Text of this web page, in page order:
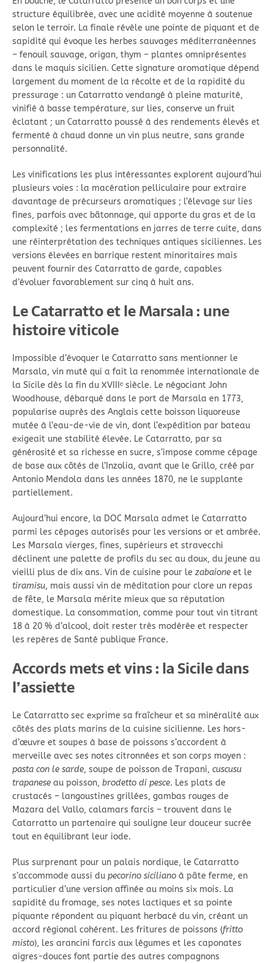
structure équilibrée, avec une acidité moyenne à soutenue
selon le terroir. La finale révèle une pointe de piquant et de
sapidité qui évoque les herbes sauvages méditerranéennes
– fenouil sauvage, origan, thym – plantes omniprésentes
dans le maquis sicilien. Cette signature aromatique dépend
largement du moment de la récolte et de la rapidité du
pressurage : un Catarratto vendangé à pleine maturité,
vinifié à basse température, sur lies, conserve un fruit
éclatant ; un Catarratto poussé à des rendements élevés et
fermenté à chaud donne un vin plus neutre, sans grande
personnalité.
Les vinifications les plus intéressantes explorent aujourd’hui
plusieurs voies : la macération pelliculaire pour extraire
davantage de précurseurs aromatiques ; l’élevage sur lies
fines, parfois avec bâtonnage, qui apporte du gras et de la
complexité ; les fermentations en jarres de terre cuite, dans
une réinterprétation des techniques antiques siciliennes. Les
versions élevées en barrique restent minoritaires mais
peuvent fournir des Catarratto de garde, capables
d’évoluer favorablement sur cinq à huit ans.
Le Catarratto et le Marsala : une
histoire viticole
Impossible d’évoquer le Catarratto sans mentionner le
Marsala, vin muté qui a fait la renommée internationale de
la Sicile dès la fin du XVIIIᵉ siècle. Le négociant John
Woodhouse, débarqué dans le port de Marsala en 1773,
popularise auprès des Anglais cette boisson liquoreuse
mutée à l’eau-de-vie de vin, dont l’expédition par bateau
exigeait une stabilité élevée. Le Catarratto, par sa
générosité et sa richesse en sucre, s’impose comme cépage
de base aux côtés de l’Inzolia, avant que le Grillo, créé par
Antonio Mendola dans les années 1870, ne le supplante
partiellement.
Aujourd’hui encore, la DOC Marsala admet le Catarratto
parmi les cépages autorisés pour les versions or et ambrée.
Les Marsala vierges, fines, supérieurs et stravecchi
déclinent une palette de profils du sec au doux, du jeune au
vieilli plus de dix ans. Vin de cuisine pour le zabaione et le
tiramisu, mais aussi vin de méditation pour clore un repas
de fête, le Marsala mérite mieux que sa réputation
domestique. La consommation, comme pour tout vin titrant
18 à 20 % d’alcool, doit rester très modérée et respecter
les repères de Santé publique France.
Accords mets et vins : la Sicile dans
l’assiette
Le Catarratto sec exprime sa fraîcheur et sa minéralité aux
côtés des plats marins de la cuisine sicilienne. Les hors-
d’œuvre et soupes à base de poissons s’accordent à
merveille avec ses notes citronnées et son corps moyen :
pasta con le sarde, soupe de poisson de Trapani, cuscusu
trapanese au poisson, brodetto di pesce. Les plats de
crustacés – langoustines grillées, gambas rouges de
Mazara del Vallo, calamars farcis – trouvent dans le
Catarratto un partenaire qui souligne leur douceur sucrée
tout en équilibrant leur iode.
Plus surprenant pour un palais nordique, le Catarratto
s’accommode aussi du pecorino siciliano à pâte ferme, en
particulier d’une version affinée au moins six mois. La
sapidité du fromage, ses notes lactiques et sa pointe
piquante répondent au piquant herbacé du vin, créant un
accord régional cohérent. Les fritures de poissons (fritto
misto), les arancini farcis aux légumes et les caponates
aigres-douces font partie des autres compagnons